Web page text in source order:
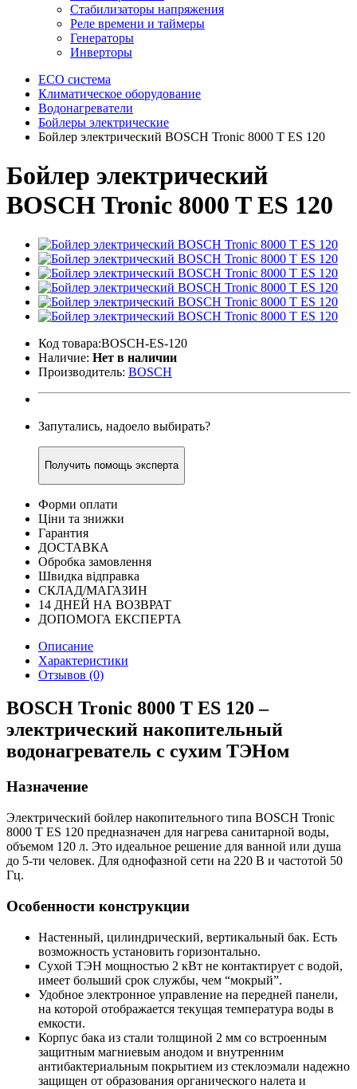
Стабилизаторы напряжения
Реле времени и таймеры
Генераторы
Инверторы
ECO система
Климатическое оборудование
Водонагреватели
Бойлеры электрические
Бойлер электрический BOSCH Tronic 8000 T ES 120
Бойлер электрический
BOSCH Tronic 8000 T ES 120
Код товара:BOSCH-ES-120
Наличие: Нет в наличии
Производитель: BOSCH
Запутались, надоело выбирать?
Получить помощь эксперта
Форми оплати
Ціни та знижки
Гарантия
ДОСТАВКА
Обробка замовлення
Швидка відправка
СКЛАД/МАГАЗИН
14 ДНЕЙ НА ВОЗВРАТ
ДОПОМОГА ЕКСПЕРТА
Описание
Характеристики
Отзывов (0)
BOSCH Tronic 8000 T ES 120 –
электрический накопительный
водонагреватель с сухим ТЭНом
Назначение
Электрический бойлер накопительного типа BOSCH Tronic
8000 T ES 120 предназначен для нагрева санитарной воды,
объемом 120 л. Это идеальное решение для ванной или душа
до 5-ти человек. Для однофазной сети на 220 В и частотой 50
Гц.
Особенности конструкции
Настенный, цилиндрический, вертикальный бак. Есть
возможность установить горизонтально.
Сухой ТЭН мощностью 2 кВт не контактирует с водой,
имеет больший срок службы, чем “мокрый”.
Удобное электронное управление на передней панели,
на которой отображается текущая температура воды в
емкости.
Корпус бака из стали толщиной 2 мм со встроенным
защитным магниевым анодом и внутренним
антибактериальным покрытием из стеклоэмали надежно
защищен от образования органического налета и